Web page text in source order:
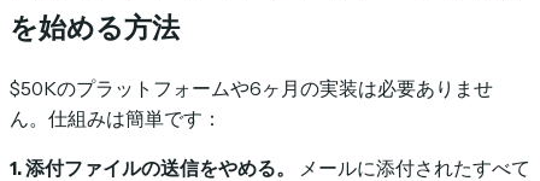
を始める方法
$50Kのプラットフォームや6ヶ月の実装は必要ありませ
ん。仕組みは簡単です：
1. 添付ファイルの送信をやめる。
メールに添付されたすべて